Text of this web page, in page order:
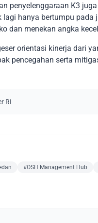
penyelenggaraan K3
lagi hanya bertumpu
dan menekan angka
orientasi kinerja dari
pencegahan serta
RI
#OSH Management Hub